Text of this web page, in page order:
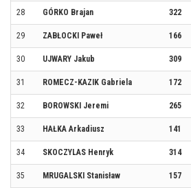
28 GÓRKO Brajan 322
29 ZABŁOCKI Paweł 166
30 UJWARY Jakub 309
31 ROMECZ-KAZIK Gabriela 172
32 BOROWSKI Jeremi 265
33 HAŁKA Arkadiusz 141
34 SKOCZYLAS Henryk 314
35 MRUGALSKI Stanisław 157